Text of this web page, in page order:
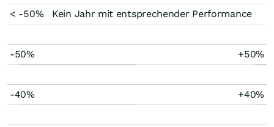
< -50%
Kein Jahr mit entsprechender Performance
-50% +50%
-40% +40%